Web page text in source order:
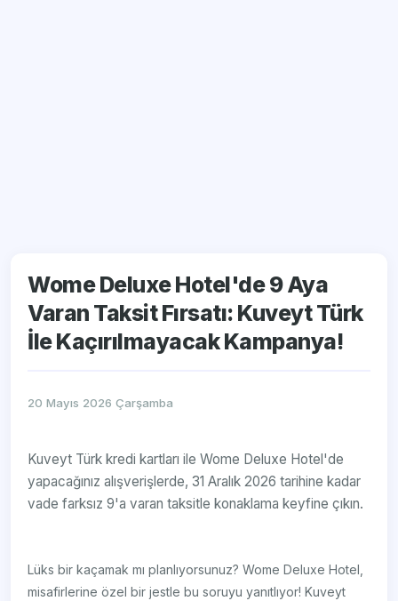
Wome Deluxe Hotel'de 9 Aya
Varan Taksit Fırsatı: Kuveyt Türk
İle Kaçırılmayacak Kampanya!
20 Mayıs 2026 Çarşamba
Kuveyt Türk kredi kartları ile Wome Deluxe Hotel'de
yapacağınız alışverişlerde, 31 Aralık 2026 tarihine kadar
vade farksız 9'a varan taksitle konaklama keyfine çıkın.
Lüks bir kaçamak mı planlıyorsunuz? Wome Deluxe Hotel,
misafirlerine özel bir jestle bu soruyu yanıtlıyor! Kuveyt